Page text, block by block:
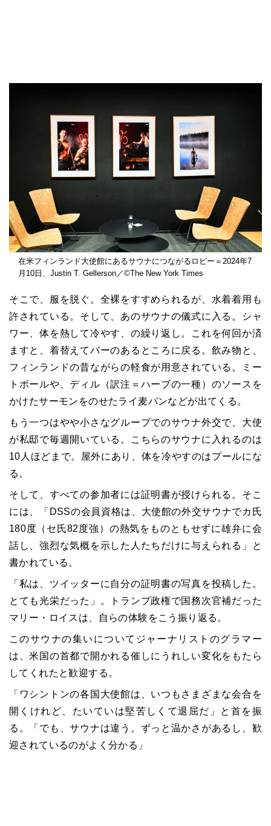
在米フィンランド大使館にあるサウナにつながるロビー＝2024年7
月10日、Justin T. Gellerson／©The New York Times
そこで、服を脱ぐ。全裸をすすめられるが、水着着用も
許されている。そして、あのサウナの儀式に入る。シャ
ワー、体を熱して冷やす、の繰り返し。これを何回か済
ますと、着替えてバーのあるところに戻る。飲み物と、
フィンランドの昔ながらの軽食が用意されている。ミー
トボールや、ディル（訳注＝ハーブの一種）のソースを
かけたサーモンをのせたライ麦パンなどが出てくる。
もう一つはやや小さなグループでのサウナ外交で、大使
が私邸で毎週開いている。こちらのサウナに入れるのは
10人ほどまで。屋外にあり、体を冷やすのはプールにな
る。
そして、すべての参加者には証明書が授けられる。そこ
には、「DSSの会員資格は、大使館の外交サウナでカ氏
180度（セ氏82度強）の熱気をものともせずに雄弁に会
話し、強烈な気概を示した人たちだけに与えられる」と
書かれている。
「私は、ツイッターに自分の証明書の写真を投稿した。
とても光栄だった」。トランプ政権で国務次官補だった
マリー・ロイスは、自らの体験をこう振り返る。
このサウナの集いについてジャーナリストのグラマー
は、米国の首都で開かれる催しにうれしい変化をもたら
してくれたと歓迎する。
「ワシントンの各国大使館は、いつもさまざまな会合を
開くけれど、たいていは堅苦しくて退屈だ」と首を振
る。「でも、サウナは違う。ずっと温かさがあるし、歓
迎されているのがよく分かる」